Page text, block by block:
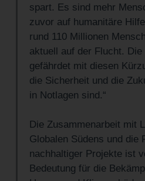
spart. Es sind mehr
zuvor auf humanitäre
rund 110 Millionen
aktuell auf der Flucht. Die
gefährdet mit diesen
die Sicherheit und die
in Notlagen sind.“
Die Zusammenarbeit mit
Globalen Südens und die
nachhaltiger Projekte ist
Bedeutung für die